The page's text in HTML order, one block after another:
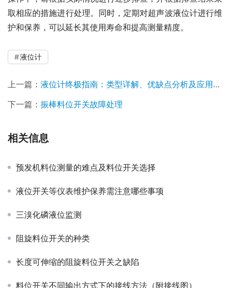
取相应的措施进行处理。同时，定期对超声波液位计进行维
护和保养，可以延长其使用寿命和提高测量精度。
液位计
上一篇： 液位计终极指南：类型详解、优缺点分析及应用场景
下一篇： 振棒料位开关故障处理
相关信息
预发机料位测量的难点及料位开关选择
液位开关等仪表维护保养需注意哪些事项
三溴化磷液位监测
阻旋料位开关的种类
长度可伸缩的阻旋料位开关之缺陷
料位开关不同输出方式下的接线方法（附接线图）